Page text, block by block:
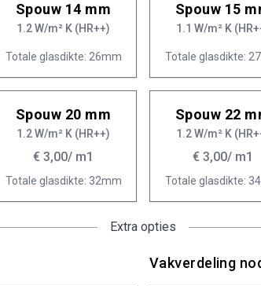
Spouw 14 mm
1.2 W/m² K (HR++)
Totale glasdikte: 26mm
Spouw 15
1.1 W/m² K
Totale glasdikte:
Spouw 20 mm
1.2 W/m² K (HR++)
€ 3,00/ m1
Totale glasdikte: 32mm
Spouw 22
1.2 W/m² K
€ 3,00/ m1
Totale glasdikte:
Extra opties
Vakverdeling